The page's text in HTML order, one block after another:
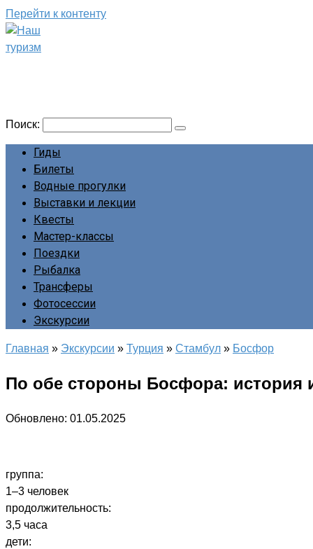
Перейти к контенту
Поиск:
Гиды
Билеты
Водные прогулки
Выставки и лекции
Квесты
Мастер-классы
Поездки
Рыбалка
Трансферы
Фотосессии
Экскурсии
Главная » Экскурсии » Турция » Стамбул » Босфор
По обе стороны Босфора: история
Обновлено: 01.05.2025
группа:
1–3 человек
продолжительность:
3,5 часа
дети: